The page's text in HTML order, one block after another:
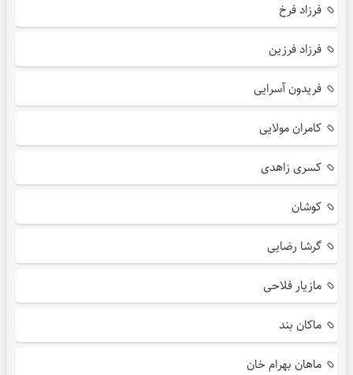
فرزاد فرخ
فرزاد فرزین
فریدون آسرایی
کامران مولایی
کسری زاهدی
کوشان
گرشا رضایی
مازیار فلاحی
ماکان بند
ماهان بهرام خان